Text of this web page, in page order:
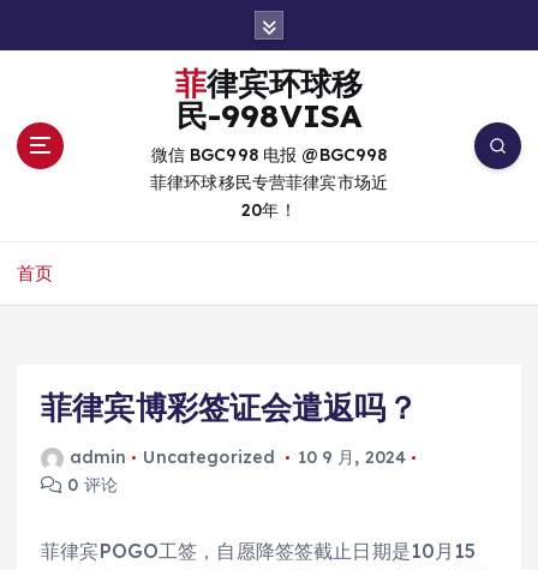
菲律宾环球移
民-998VISA
微信 BGC998 电报 @BGC998
菲律环球移民专营菲律宾市场近
20年！
首页
菲律宾博彩签证会遣返吗？
admin Uncategorized
10 9 月, 2024
0 评论
菲律宾POGO工签，自愿降签签截止日期是10月15